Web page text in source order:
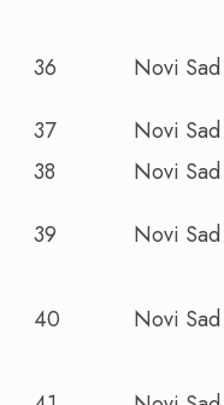
36 Novi Sad
37
Novi Sad
38
Novi Sad
39
Novi Sad
40 Novi Sad